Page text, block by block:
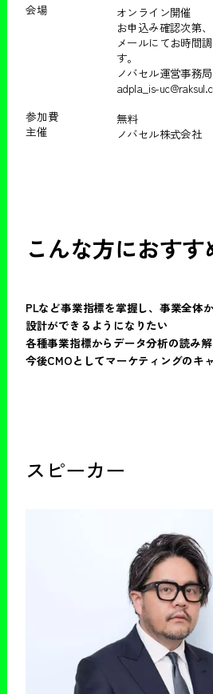
会場
オンライン開催
お申込み確認次第
メールにてお時間
す。
ノバセル運営事務
adpla_is-
参加費
無料
主催
ノバセル株式会社
こんな方におすす
PLなど事業指標を掌握し、事業全体
設計ができるようになりたい
各種事業指標からデータ分析の読み
今後CMOとしてマーケティングのキ
スピーカー